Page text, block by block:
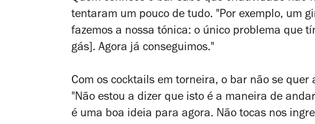
tentaram um pouco de tudo. "Por exemplo, um
fazemos a nossa tónica: o único problema que
gás]. Agora já conseguimos."
Com os cocktails em torneira, o bar não se
"Não estou a dizer que isto é a maneira de
é uma boa ideia para agora. Não tocas nos